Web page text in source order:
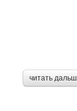
читать